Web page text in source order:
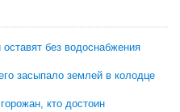
без водоснабжения
засыпало землей в колодце
кто достоин